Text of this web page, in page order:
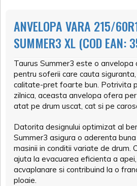
ANVELOPA VARA 215/
SUMMER3 XL (COD
Taurus Summer3 este o anvelopa
pentru soferii care cauta
calitate-pret foarte bun. Potrivita
zilnica, aceasta anvelopa ofera
atat pe drum uscat, cat si pe
Datorita designului optimizat al
Summer3 asigura o aderenta
masinii in conditii variate de drum.
ajuta la evacuarea eficienta a
acvaplanare si contribuind la o
ploaie.